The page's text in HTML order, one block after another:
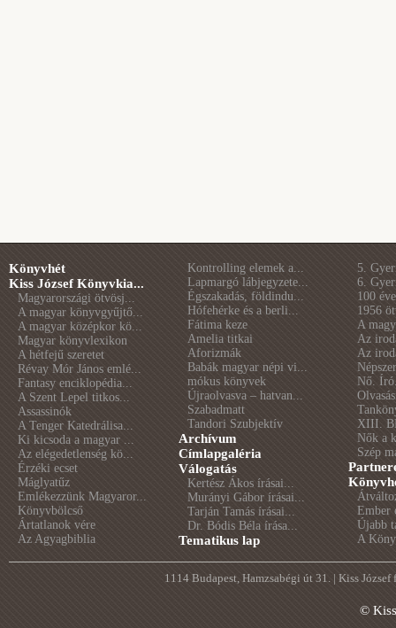
Könyvhét
Kiss József Könyvkia...
Magyarországi ötvösj...
A magyar könyvgyűjtő...
A magyar középkor kö...
Magyar könyvlexikon
A hétfejű szeretet
Révay Mór János emlé...
Fantasy enciklopédia...
A Szent Lepel titkos...
Assassinók
A Tenger Katedrálisa...
Ki kicsoda a magyar ...
Az elégedetlenség kö...
Érzéki ecset
Máglyatűz
Emlékezzünk Magyaror...
Könyvbölcső
Ártatlanok vére
Az Agyagbiblia
Kontrolling elemek a...
Lapmargó lábjegyzete...
Égszakadás, földindu...
Hófehérke és a berli...
Fátima keze
Amelia titkai
Aforizmák
Babák magyar népi vi...
mókus könyvek
Újraolvasva – hatvan...
Szabadmatt
Tandori Szubjektív
Archívum
Címlapgaléria
Válogatás
Kertész Ákos írásai...
Murányi Gábor írásai...
Tarján Tamás írásai...
Dr. Bódis Béla írása...
Tematikus lap
5.
6.
100
1956
A
Az
Az
Nő.
XIII.
Nők a
Szép
Ember
Újabb
A
1114 Budapest, Hamzsabégi út 31. | Kiss
©